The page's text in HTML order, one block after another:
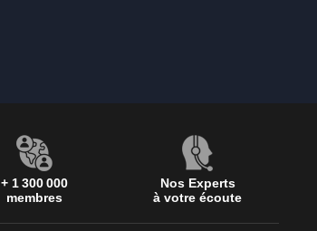
+ 1 300 000
membres
Nos Experts
à votre écoute